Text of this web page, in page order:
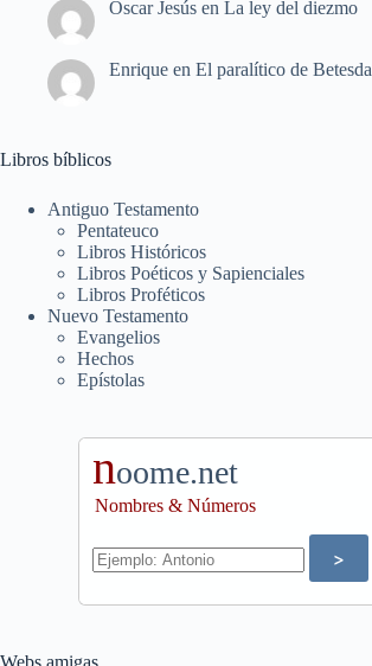
Oscar Jesús en La ley del diezmo
Enrique en El paralítico de Betesda
Libros bíblicos
Antiguo Testamento
Pentateuco
Libros Históricos
Libros Poéticos y Sapienciales
Libros Proféticos
Nuevo Testamento
Evangelios
Hechos
Epístolas
noome.net
Nombres & Números
Webs amigas